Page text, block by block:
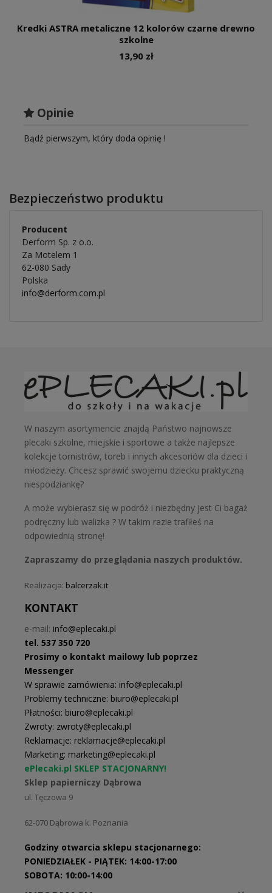
Kredki ASTRA metaliczne 12 kolorów czarne drewno
szkolne
13,90 zł
Opinie
Bądź pierwszym, który doda opinię !
Bezpieczeństwo produktu
Producent
Derform Sp. z o.o.
Za Motelem 1
62-080 Sady
Polska
info@derform.com.pl
W naszym asortymencie znajdą Państwo najnowsze
plecaki szkolne, miejskie i sportowe a także najlepsze
kolekcje tornistrów, toreb i innych akcesoriów dla dzieci i
młodzieży. Chcesz sprawić swojemu dziecku praktyczną
niespodziankę?
A może wybierasz się w podróż i niezbędny jest Ci bagaż
podręczny lub walizka ? W takim razie trafiłeś na
odpowiednią stronę!
Zapraszamy do przeglądania naszych produktów.
Realizacja: balcerzak.it
KONTAKT
e-mail: info@eplecaki.pl
tel. 537 350 720
Prosimy o kontakt mailowy lub poprzez
Messenger
W sprawie zamówienia: info@eplecaki.pl
Problemy techniczne: biuro@eplecaki.pl
Płatności: biuro@eplecaki.pl
Zwroty: zwroty@eplecaki.pl
Reklamacje: reklamacje@eplecaki.pl
Marketing: marketing@eplecaki.pl
ePlecaki.pl SKLEP STACJONARNY!
Sklep papierniczy Dąbrowa
ul. Tęczowa 9
62-070 Dąbrowa k. Poznania
Godziny otwarcia sklepu stacjonarnego:
PONIEDZIAŁEK - PIĄTEK: 14:00-17:00
SOBOTA: 10:00-14:00